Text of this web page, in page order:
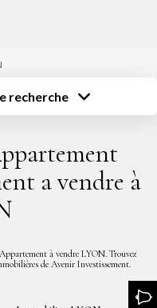
recherche
a vendre à
à vendre LYON. Trouvez
de Avenir Investissement.